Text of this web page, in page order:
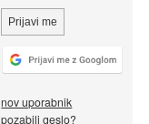
nov uporabnik
pozabili geslo?